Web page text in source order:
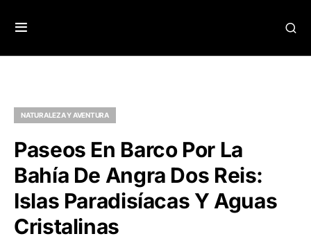
NATURALEZA Y AVENTURA
Paseos En Barco Por La
Bahía De Angra Dos Reis:
Islas Paradisíacas Y Aguas
Cristalinas